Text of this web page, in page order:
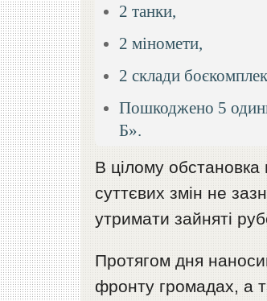
2 танки,
2 міномети,
2 склади
Пошкоджено 5️
Б».
В цілому обстановка
суттєвих змін не
утримати зайняті
Протягом дня
фронту громадах, а